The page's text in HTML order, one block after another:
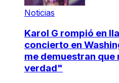
Noticias
Karol G rompió en
concierto en
me demuestran que
verdad"